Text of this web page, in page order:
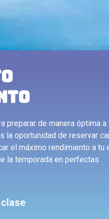
preparar de manera óptima a
la oportunidad de reservar
el máximo rendimiento a tu
la temporada en perfectas